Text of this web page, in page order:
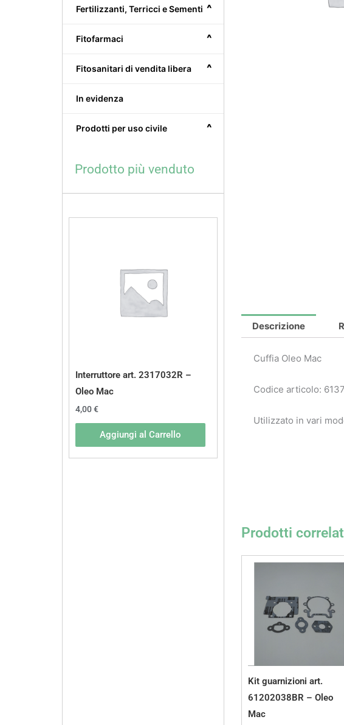
^
Fertilizzanti, Terricci e Sementi
^
Fitofarmaci
^
Fitosanitari di vendita libera
In evidenza
^
Prodotti per uso civile
Prodotto più venduto
Interruttore art. 2317032R –
Oleo Mac
4,00€
Aggiungi al Carrello
Descrizione
Cuffia Oleo Mac
Codice articolo:
Utilizzato in vari
Prodotti
Kit guarnizioni art.
61202038BR – Oleo
Mac